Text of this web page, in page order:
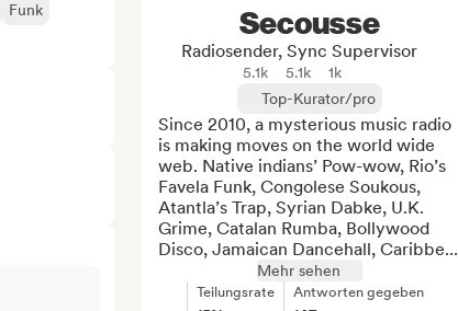
Funk
Secousse
Radiosender, Sync Supervisor
5.1k 5.1k
1k
Top-Kurator/pro
Since 2010, a mysterious music radio
is making moves on the world wide
web. Native indians’ Pow-wow, Rio’s
Favela Funk, Congolese Soukous,
Atantla’s Trap, Syrian Dabke, U.K.
Grime, Catalan Rumba, Bollywood
Disco, Jamaican Dancehall, Caribbe...
Mehr sehen
Teilungsrate Antworten gegeben